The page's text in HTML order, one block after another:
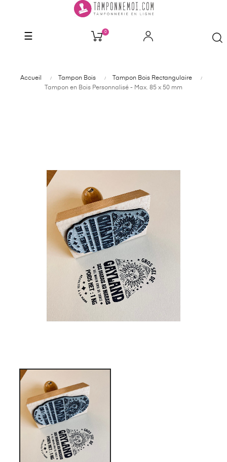
Basculer
☰ 0
Accueil Tampon Bois
Tampon Bois Rectangulaire
Tampon en Bois Personnalisé - Max. 85 x 50 mm